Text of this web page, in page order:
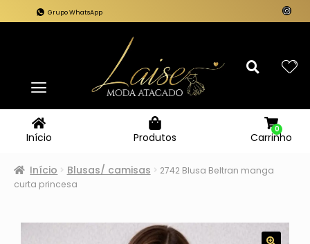
Grupo WhatsApp
Início Produtos Carrinho
0
Início Blusas/ camisas
2742 Blusa Beltran manga
curta princesa